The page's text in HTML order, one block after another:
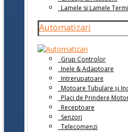
Lamele si Lamele
Automatizari
Grup Controlor
Inele & Adaptoare
Intrerupatoare
Motoare Tubulare și
Placi de Prindere
Receptoare
Senzori
Telecomenzi